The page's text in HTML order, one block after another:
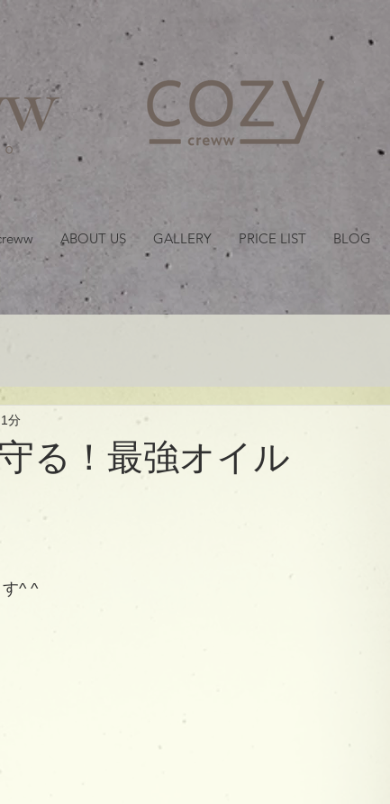
京都・四条 烏丸の美容室・美容院【Creww KYOTO (クル
ABOUT US GALLERY PRICE LIST BLOG
る！最強オイル
分
^ ^